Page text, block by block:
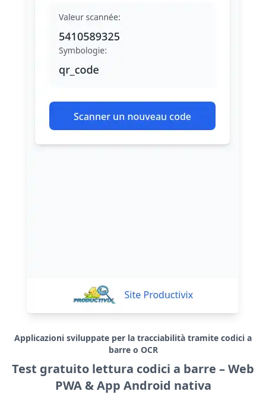
Applicazioni sviluppate per la tracciabilità tramite codici a
barre o OCR
Test gratuito lettura codici a barre – Web
PWA & App Android nativa